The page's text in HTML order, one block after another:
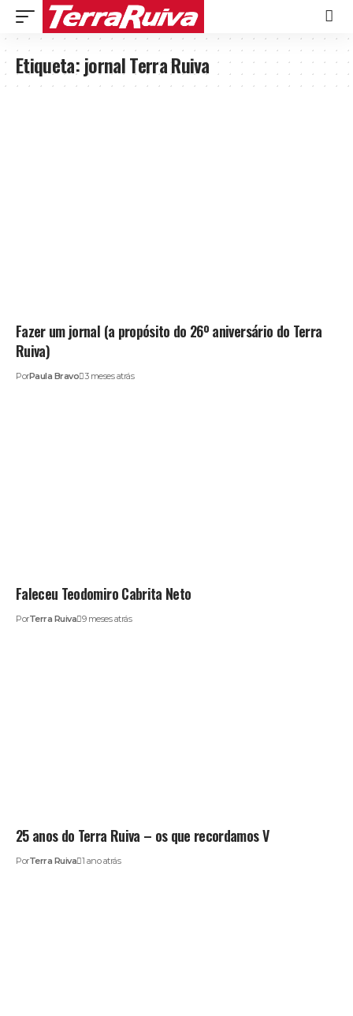
Etiqueta:jornal Terra Ruiva
Fazer um jornal (a propósito do 26º aniversário do Terra
Ruiva)
PorPaula Bravo 3 meses atrás
Faleceu Teodomiro Cabrita Neto
PorTerra Ruiva 9 meses atrás
25 anos do Terra Ruiva – os que recordamos V
PorTerra Ruiva 1 ano atrás